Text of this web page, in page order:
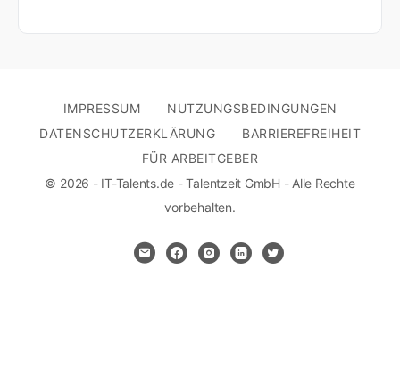
IMPRESSUM
NUTZUNGSBEDINGUNGEN
DATENSCHUTZERKLÄRUNG
BARRIEREFREIHEIT
FÜR ARBEITGEBER
© 2026 - IT-Talents.de - Talentzeit GmbH - Alle Rechte
vorbehalten.